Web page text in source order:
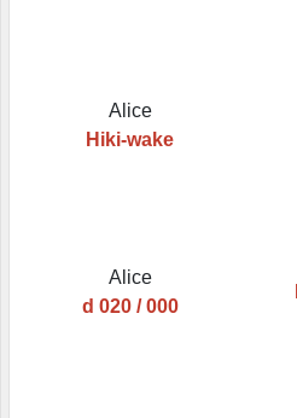
Alice
Hiki-wake
Alice
d 020 / 000